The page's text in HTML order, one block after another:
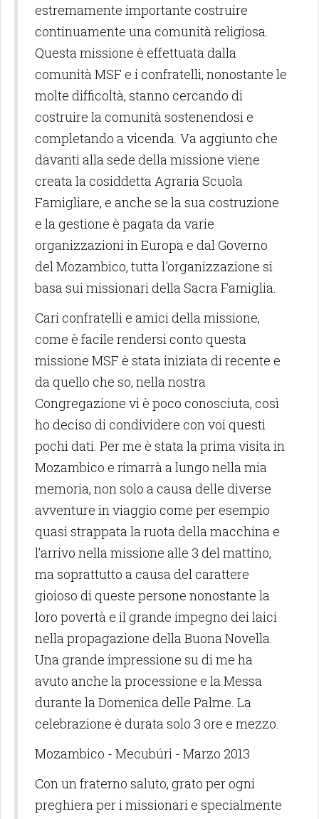
estremamente importante costruire
continuamente una comunità religiosa.
Questa missione è effettuata dalla
comunità MSF e i confratelli, nonostante le
molte difficoltà, stanno cercando di
costruire la comunità sostenendosi e
completando a vicenda. Va aggiunto che
davanti alla sede della missione viene
creata la cosiddetta Agraria Scuola
Famigliare, e anche se la sua costruzione
e la gestione è pagata da varie
organizzazioni in Europa e dal Governo
del Mozambico, tutta l'organizzazione si
basa sui missionari della Sacra Famiglia.
Cari confratelli e amici della missione,
come è facile rendersi conto questa
missione MSF è stata iniziata di recente e
da quello che so, nella nostra
Congregazione vi è poco conosciuta, così
ho deciso di condividere con voi questi
pochi dati. Per me è stata la prima visita in
Mozambico e rimarrà a lungo nella mia
memoria, non solo a causa delle diverse
avventure in viaggio come per esempio
quasi strappata la ruota della macchina e
l’arrivo nella missione alle 3 del mattino,
ma soprattutto a causa del carattere
gioioso di queste persone nonostante la
loro povertà e il grande impegno dei laici
nella propagazione della Buona Novella.
Una grande impressione su di me ha
avuto anche la processione e la Messa
durante la Domenica delle Palme. La
celebrazione è durata solo 3 ore e mezzo.
Mozambico - Mecubúri - Marzo 2013
Con un fraterno saluto, grato per ogni
preghiera per i missionari e specialmente